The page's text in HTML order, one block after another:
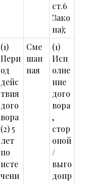
ст.6
Зако
на);
(1)
Пери
од
дейс
твия
дого
вора
(2) 5
лет
по
исте
чени
Сме
шан
ная
(1)
Исп
олне
ние
дого
вора
,
стор
оной
/
выго
допр